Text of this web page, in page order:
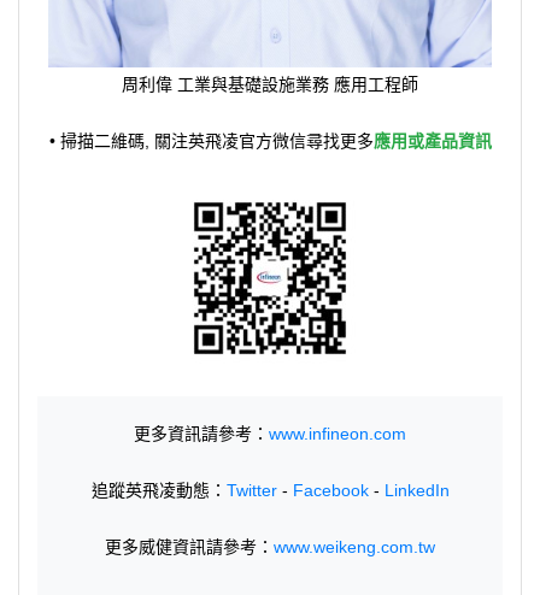
周利偉 工業與基礎設施業務 應用工程師
• 掃描二維碼, 關注英飛凌官方微信尋找更多應用或產品資訊
更多資訊請參考： www.infineon.com
追蹤英飛凌動態： Twitter- Facebook- LinkedIn
更多威健資訊請參考： www.weikeng.com.tw